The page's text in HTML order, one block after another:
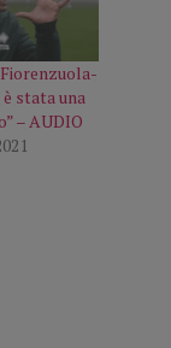
stata una
– AUDIO